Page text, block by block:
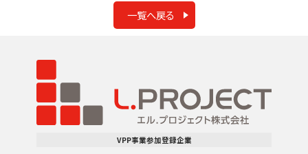
一覧へ戻る
VPP事業参加登録企業